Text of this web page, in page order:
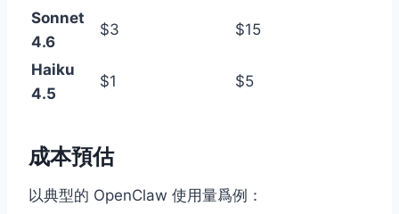
Sonnet
4.6
$3 $15
Haiku
4.5
$1 $5
成本預估
以典型的 OpenClaw 使用量爲例：